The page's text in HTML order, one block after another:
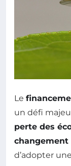
Le
un défi
perte des
d’adopter